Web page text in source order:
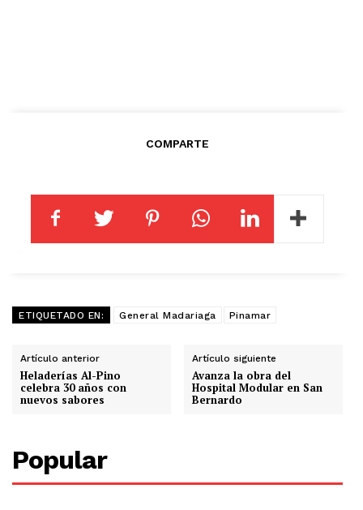
COMPARTE
ETIQUETADO EN: General Madariaga Pinamar
Artículo anterior
Heladerías Al-Pino
celebra 30 años con
nuevos sabores
Artículo siguiente
Avanza la obra del
Hospital Modular en San
Bernardo
Popular